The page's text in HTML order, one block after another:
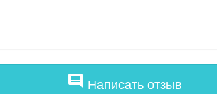
comment Написать отзыв